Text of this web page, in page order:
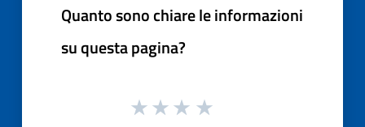
Quanto sono chiare le informazioni
su questa pagina?